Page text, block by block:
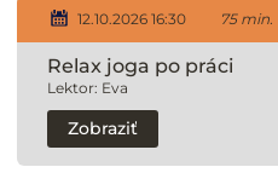
12.10.2026 16:30 75 min.
Relax joga po práci
Lektor: Eva
Zobraziť